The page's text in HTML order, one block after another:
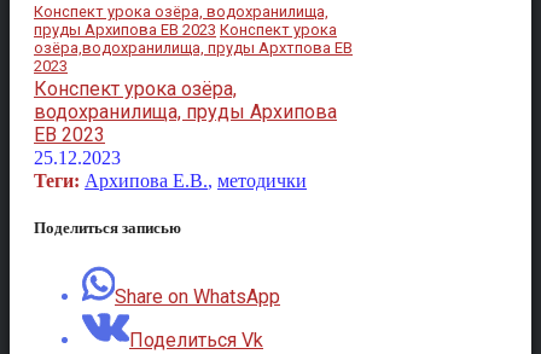
Конспект урока озёра, водохранилища,
пруды Архипова ЕВ 2023 Конспект урока
озёра,водохранилища, пруды Архтпова ЕВ
2023
Конспект урока озёра,
водохранилища, пруды Архипова
ЕВ 2023
25.12.2023
Теги: Архипова Е.В., методички
Поделиться записью
Share on WhatsApp
Поделиться Vk